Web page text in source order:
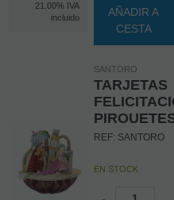
21.00% IVA
incluido
AÑADIR A
CESTA
SANTORO
TARJETAS
PIROUETES
REF: SANTORO
EN STOCK